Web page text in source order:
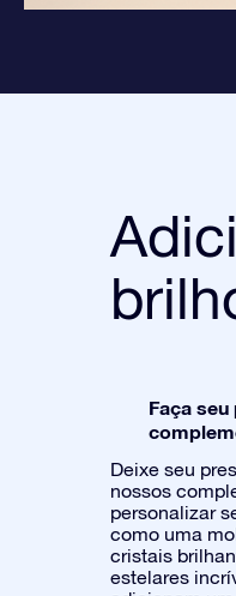
Faça
Deixe seu
nossos
personalizar
como uma
cristais
estelares